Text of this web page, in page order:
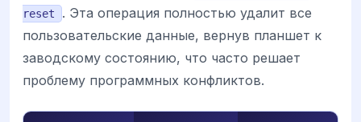
reset
. Эта операция полностью удалит все
пользовательские данные, вернув планшет к
заводскому состоянию, что часто решает
проблему программных конфликтов.